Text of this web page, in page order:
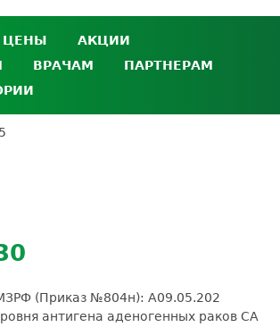
ЦЕНЫ
цены
анализы
дом
анализов
АКЦИИ
пациента
программа
вычет
ВРАЧАМ ПАРТНЕРАМ
кабинет
(Приказ №804н): A09.05.202
антигена аденогенных раков CA